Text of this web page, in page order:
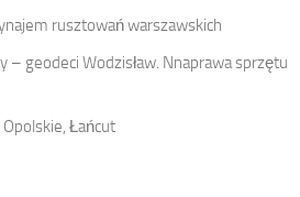
rusztowań warszawskich
– geodeci Wodzisław. Nnaprawa sprzętu
Łańcut